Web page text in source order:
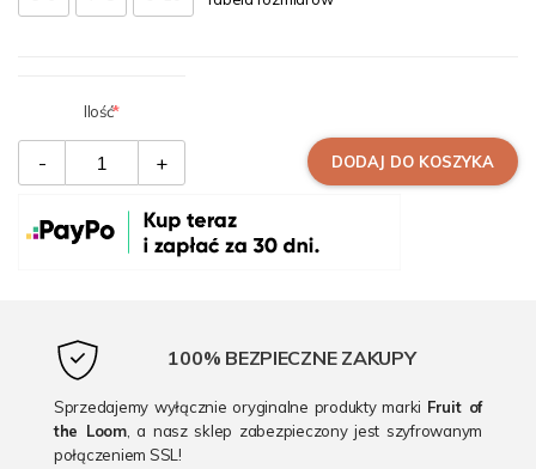
Ilość
- + DODAJ DO KOSZYKA
100% BEZPIECZNE ZAKUPY
Sprzedajemy wyłącznie oryginalne produkty marki Fruit of
the Loom, a nasz sklep zabezpieczony jest szyfrowanym
połączeniem SSL!